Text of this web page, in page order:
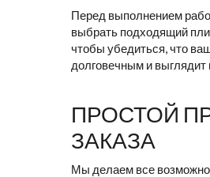
Перед выполнением
выбрать подходящий
чтобы убедиться, что
долговечным и выглядит
ПРОСТОЙ
ЗАКАЗА
Мы делаем все